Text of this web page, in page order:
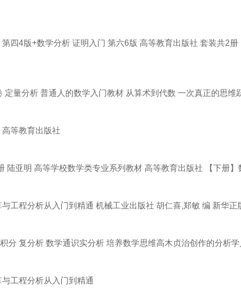
四4版+数学分析 证明入门 第六6版 高等教育出版社 套装共2册
定量分析 普通人的数学入门教材 从算术到代数 一次真正的思维
等教育出版社
陆亚明 高等学校数学类专业系列教材 高等教育出版社 【下册】
工程分析从入门到精通 机械工业出版社 胡仁喜,郑敏 编 新华正
分 复分析 数学通识实分析 培养数学思维高木贞治创作的分析
工程分析从入门到精通